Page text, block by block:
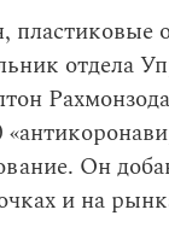
отдела
Он
и на